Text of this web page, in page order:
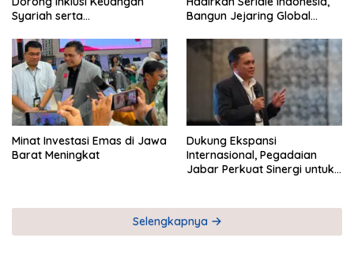
Syariah serta
Bangun Jejaring Global
Minat Investasi Emas di Jawa
Barat Meningkat
Dukung Ekspansi
Internasional, Pegadaian
Jabar Perkuat Sinergi untuk
Selengkapnya